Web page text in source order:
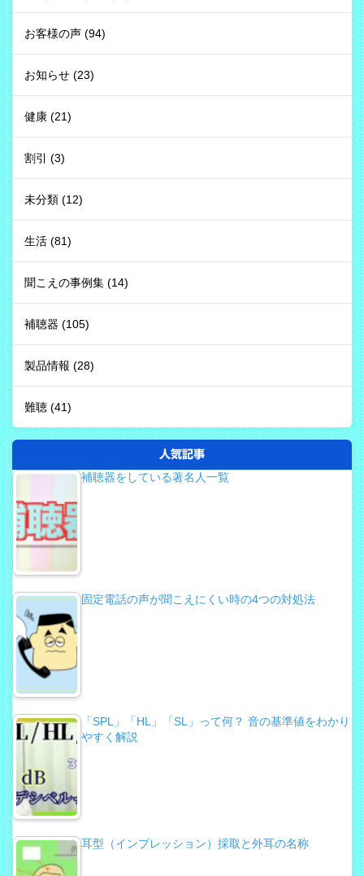
お客様の声 (94)
お知らせ (23)
健康 (21)
割引 (3)
未分類 (12)
生活 (81)
聞こえの事例集 (14)
補聴器 (105)
製品情報 (28)
難聴 (41)
人気記事
補聴器をしている著名人一覧
固定電話の声が聞こえにくい時の4つの対処法
「SPL」「HL」「SL」って何？ 音の基準値をわかり
やすく解説
耳型（インプレッション）採取と外耳の名称